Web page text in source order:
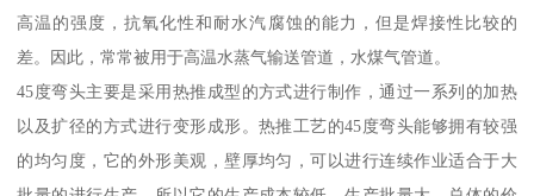
高温的强度，抗氧化性和耐水汽腐蚀的能力，但是焊接性比较的
差。因此，常常被用于高温水蒸气输送管道，水煤气管道。
45度弯头主要是采用热推成型的方式进行制作，通过一系列的加热
以及扩径的方式进行变形成形。热推工艺的45度弯头能够拥有较强
的均匀度，它的外形美观，壁厚均匀，可以进行连续作业适合于大